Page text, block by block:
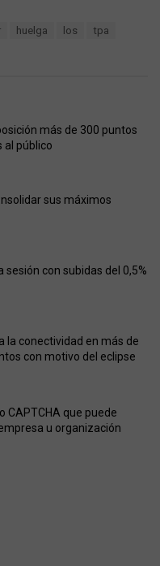
huelga los
tpa
más de 300 puntos
al público
sus máximos
sesión con subidas del 0,5%
la conectividad en más de
con motivo del eclipse
CAPTCHA que puede
u organización